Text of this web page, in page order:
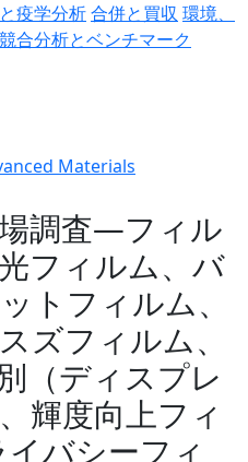
疫学分析合併と買収 環境、
競合分析とベンチマーク
Materials
調査―フィル
フィルム、バ
トフィルム、
ズフィルム、
（ディスプレ
輝度向上フィ
バシーフィ